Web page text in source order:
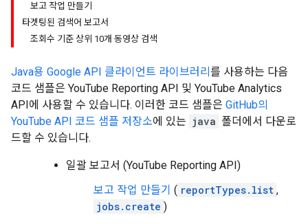
보고 작업 만들기
타겟팅된 검색어 보고서
조회수 기준 상위 10개 동영상 검색
Java용 Google API 클라이언트 라이브러리 를 사용하는 다음
코드 샘플은 YouTube Reporting API 및 YouTube Analytics
API에 사용할 수 있습니다. 이러한 코드 샘플은 GitHub의
YouTube API 코드 샘플 저장소에 있는 java 폴더에서 다운로
드할 수 있습니다.
일괄 보고서 (YouTube Reporting API)
보고 작업 만들기 ( reportTypes.list ,
jobs.create )